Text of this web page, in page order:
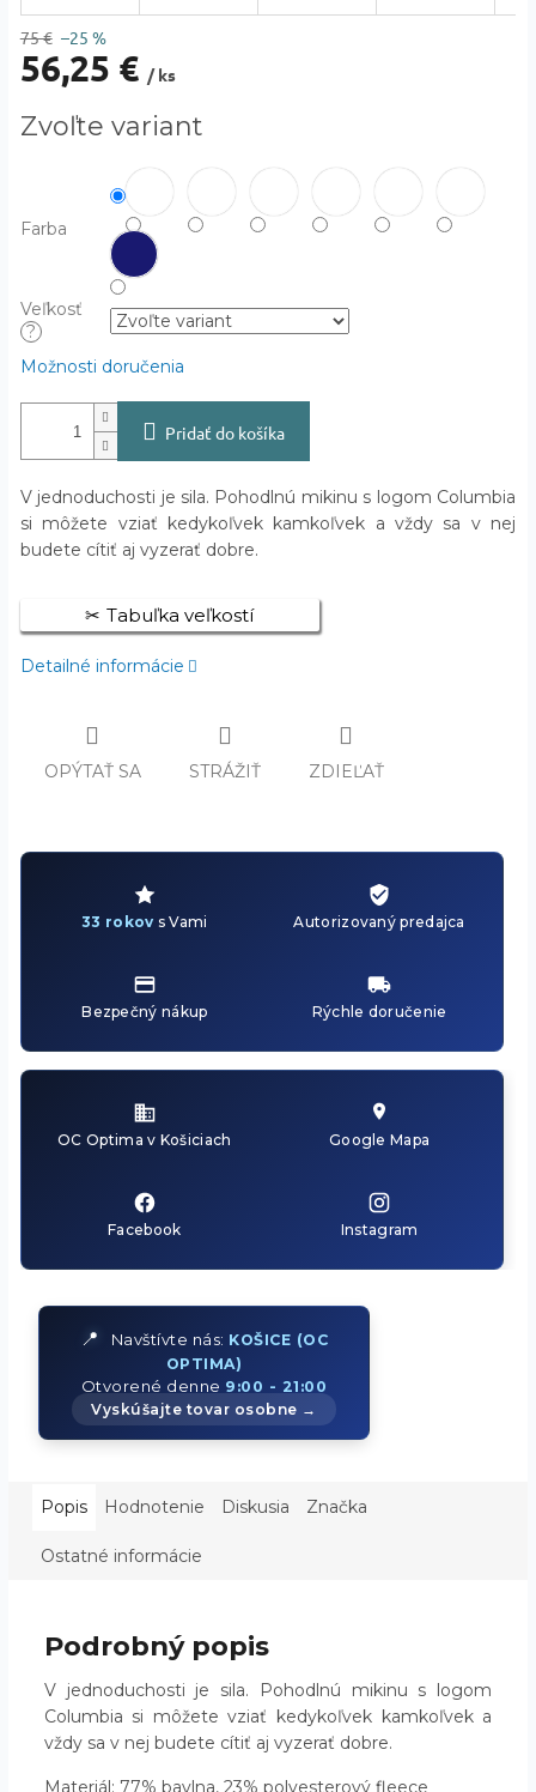
75 € –25 %
56,25 € / ks
cena:
Zvoľte variant
Farba
Veľkosť
?
Možnosti doručenia
Pridať do košíka
V jednoduchosti je sila. Pohodlnú mikinu s logom Columbia
si môžete vziať kedykoľvek kamkoľvek a vždy sa v nej
budete cítiť aj vyzerať dobre.
Tabuľka veľkostí
Detailné informácie
OPÝTAŤ SA STRÁŽIŤ ZDIEĽAŤ
33 rokov s Vami Autorizovaný predajca
Bezpečný nákup Rýchle doručenie
OC Optima v Košiciach Google Mapa
Facebook Instagram
📍 Navštívte nás: KOŠICE (OC
OPTIMA)
Otvorené denne 9:00 - 21:00
Vyskúšajte tovar osobne →
Popis Hodnotenie Diskusia Značka
Ostatné informácie
Podrobný popis
V jednoduchosti je sila. Pohodlnú mikinu s logom
Columbia si môžete vziať kedykoľvek kamkoľvek a
vždy sa v nej budete cítiť aj vyzerať dobre.
Materiál: 77% bavlna, 23% polyesterový fleece